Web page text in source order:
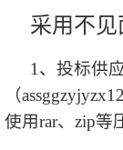
采用不见
1、投标供
（
使用rar、zip等